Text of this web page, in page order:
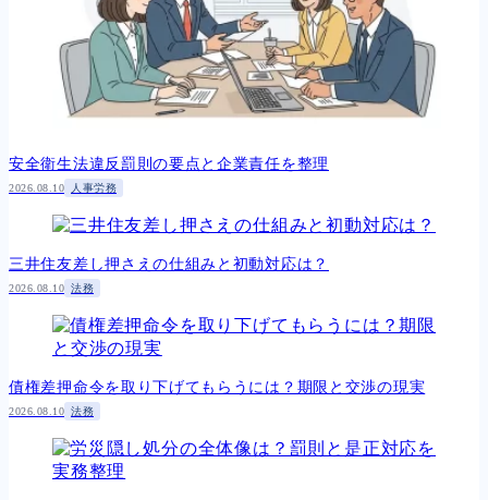
安全衛生法違反罰則の要点と企業責任を整理
2026.08.10 人事労務
三井住友差し押さえの仕組みと初動対応は？
2026.08.10 法務
債権差押命令を取り下げてもらうには？期限と交渉の現実
2026.08.10 法務